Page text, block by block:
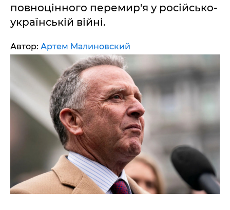
повноцінного перемир'я у російсько-
українській війні.
Автор: Артем Малиновский